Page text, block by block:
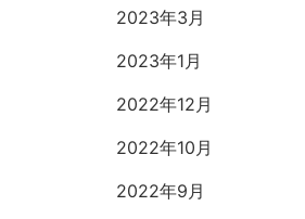
2023年3月
2023年1月
2022年12月
2022年10月
2022年9月